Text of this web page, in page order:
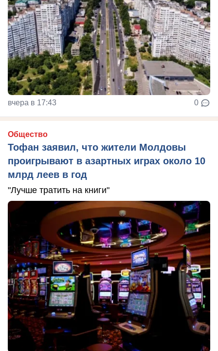
вчера в 17:43 0
Общество
Тофан заявил, что жители Молдовы
проигрывают в азартных играх около 10
млрд леев в год
"Лучше тратить на книги"